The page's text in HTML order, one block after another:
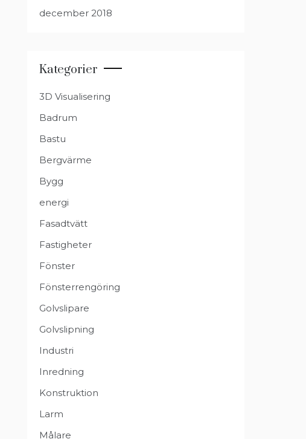
december 2018
Kategorier
3D Visualisering
Badrum
Bastu
Bergvärme
Bygg
energi
Fasadtvätt
Fastigheter
Fönster
Fönsterrengöring
Golvslipare
Golvslipning
Industri
Inredning
Konstruktion
Larm
Målare